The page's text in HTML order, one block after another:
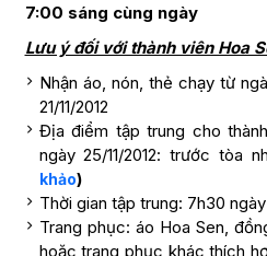
7:00 sáng cùng ngày
Lưu ý đối với thành viên Hoa
Nhận áo, nón, thẻ chạy từ
21/11/2012
Địa điểm tập trung cho
ngày 25/11/2012: trước tòa
khảo)
Thời gian tập trung: 7h30 ngày
Trang phục: áo Hoa Sen,
hoặc trang phục khác thích